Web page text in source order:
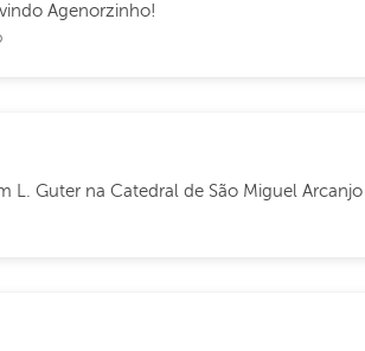
Agenorzinho!
L. Guter na Catedral de São Miguel Arcanjo